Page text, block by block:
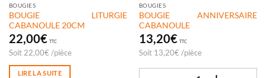
BOUGIES
BOUGIE LITURGIE
CABANOULE 20CM
22,00€ TTC
Soit 22,00€ /pièce
LIRE LA SUITE
BOUGIES
BOUGIE ANNIVERSAIRE
CABANOULE
13,20€ TTC
Soit 13,20€ /pièce